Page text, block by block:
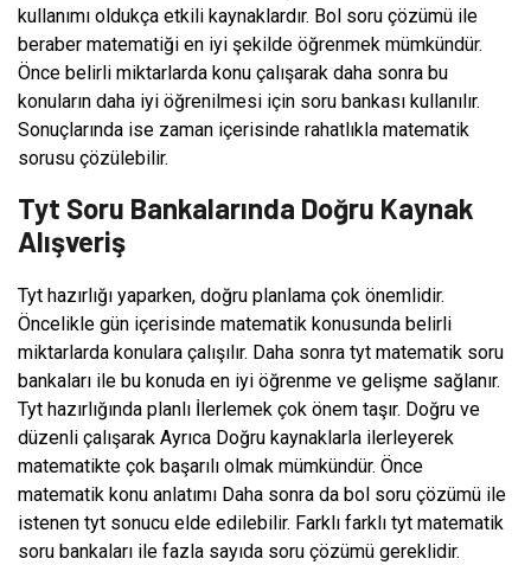
kullanımı oldukça etkili kaynaklardır. Bol soru çözümü ile
beraber matematiği en iyi şekilde öğrenmek mümkündür.
Önce belirli miktarlarda konu çalışarak daha sonra bu
konuların daha iyi öğrenilmesi için soru bankası kullanılır.
Sonuçlarında ise zaman içerisinde rahatlıkla matematik
sorusu çözülebilir.
Tyt Soru Bankalarında Doğru Kaynak
Alışveriş
Tyt hazırlığı yaparken, doğru planlama çok önemlidir.
Öncelikle gün içerisinde matematik konusunda belirli
miktarlarda konulara çalışılır. Daha sonra tyt matematik soru
bankaları ile bu konuda en iyi öğrenme ve gelişme sağlanır.
Tyt hazırlığında planlı İlerlemek çok önem taşır. Doğru ve
düzenli çalışarak Ayrıca Doğru kaynaklarla ilerleyerek
matematikte çok başarılı olmak mümkündür. Önce
matematik konu anlatımı Daha sonra da bol soru çözümü ile
istenen tyt sonucu elde edilebilir. Farklı farklı tyt matematik
soru bankaları ile fazla sayıda soru çözümü gereklidir.